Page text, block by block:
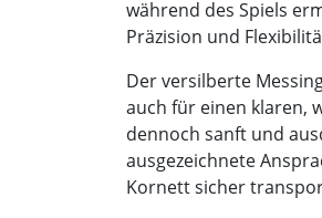
während des Spiels
Präzision und
Der versilberte
auch für einen klaren,
dennoch sanft und
ausgezeichnete
Kornett sicher